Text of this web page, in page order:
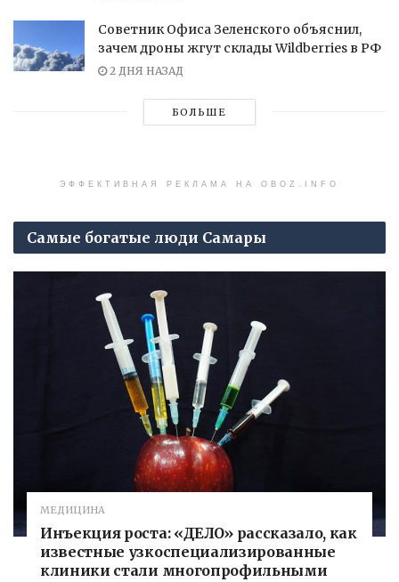
Советник Офиса Зеленского объяснил,
зачем дроны жгут склады Wildberries в РФ
2 ДНЯ НАЗАД
БОЛЬШЕ
ЭФФЕКТИВНАЯ РЕКЛАМА НА OBOZ.INFO
Самые богатые люди Самары
МЕДИЦИНА
Инъекция роста: «ДЕЛО» рассказало, как
известные узкоспециализированные
клиники стали многопрофильными